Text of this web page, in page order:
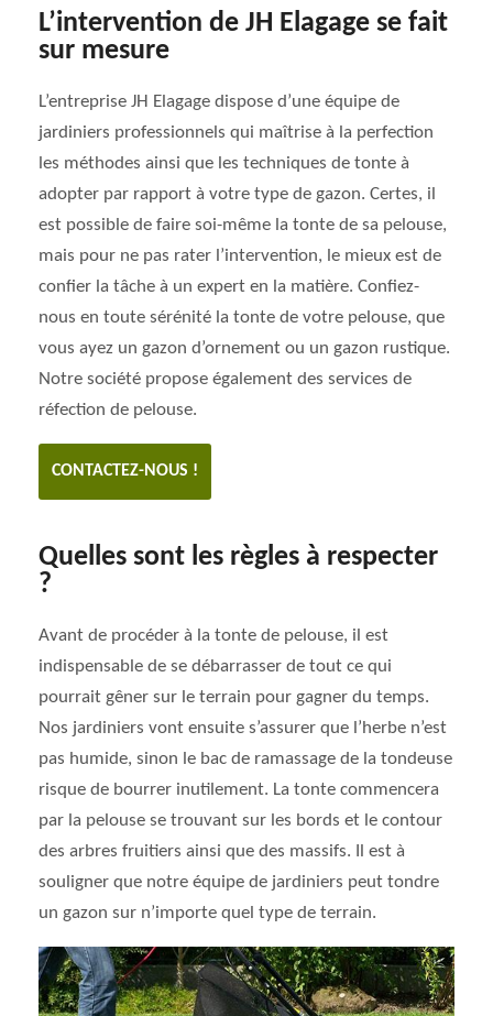
L’intervention de JH Elagage se fait
sur mesure
L’entreprise JH Elagage dispose d’une équipe de
jardiniers professionnels qui maîtrise à la perfection
les méthodes ainsi que les techniques de tonte à
adopter par rapport à votre type de gazon. Certes, il
est possible de faire soi-même la tonte de sa pelouse,
mais pour ne pas rater l’intervention, le mieux est de
confier la tâche à un expert en la matière. Confiez-
nous en toute sérénité la tonte de votre pelouse, que
vous ayez un gazon d’ornement ou un gazon rustique.
Notre société propose également des services de
réfection de pelouse.
CONTACTEZ-NOUS !
Quelles sont les règles à respecter
?
Avant de procéder à la tonte de pelouse, il est
indispensable de se débarrasser de tout ce qui
pourrait gêner sur le terrain pour gagner du temps.
Nos jardiniers vont ensuite s’assurer que l’herbe n’est
pas humide, sinon le bac de ramassage de la tondeuse
risque de bourrer inutilement. La tonte commencera
par la pelouse se trouvant sur les bords et le contour
des arbres fruitiers ainsi que des massifs. Il est à
souligner que notre équipe de jardiniers peut tondre
un gazon sur n’importe quel type de terrain.